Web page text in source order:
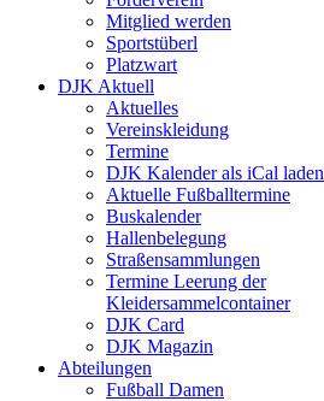
Mitglied werden
Sportstüberl
Platzwart
DJK Aktuell
Aktuelles
Vereinskleidung
Termine
DJK Kalender als iCal laden
Aktuelle Fußballtermine
Buskalender
Hallenbelegung
Straßensammlungen
Termine Leerung der
Kleidersammelcontainer
DJK Card
DJK Magazin
Abteilungen
Fußball Damen